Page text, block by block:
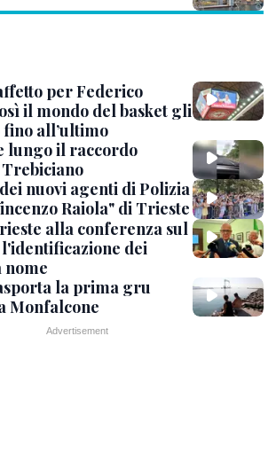
per Federico
il mondo del basket gli
fino all’ultimo
lungo il raccordo
nuovi agenti di Polizia
Raiola" di Trieste
alla conferenza sul
dei
nome
la prima gru
Monfalcone